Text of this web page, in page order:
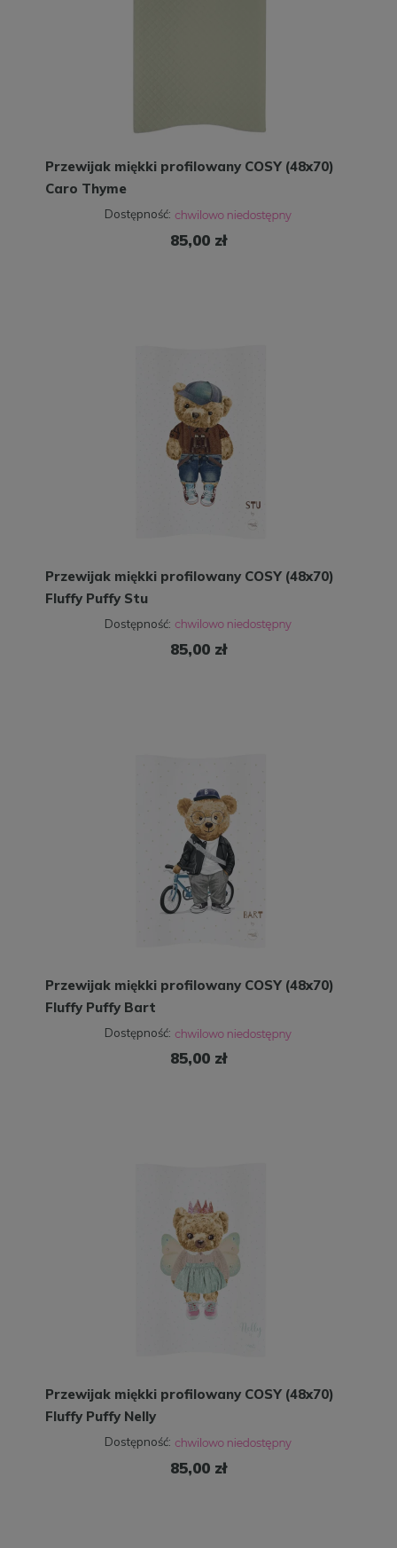
Przewijak miękki profilowany COSY (48x70)
Caro Thyme
Dostępność:
85,00 zł
Przewijak miękki profilowany COSY (48x70)
Fluffy Puffy Stu
Dostępność:
85,00 zł
Przewijak miękki profilowany COSY (48x70)
Fluffy Puffy Bart
Dostępność:
85,00 zł
Przewijak miękki profilowany COSY (48x70)
Fluffy Puffy Nelly
Dostępność:
85,00 zł